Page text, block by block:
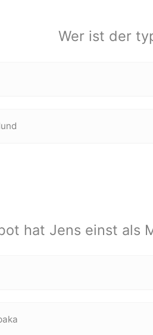
Wer ist der
hat Jens einst als